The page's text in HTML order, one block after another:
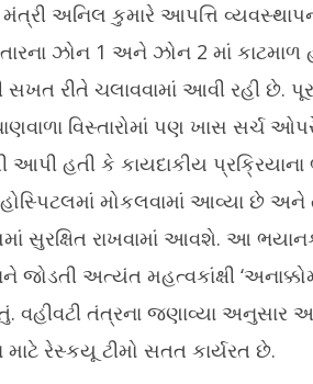
મંત્રી અનિલ કુમારે આપત્તિ
ઝોન 1 અને ઝોન 2 માં કાટમાળ
સખત રીતે ચલાવવામાં આવી રહી
વિસ્તારોમાં પણ ખાસ સર્ચ
આપી હતી કે કાયદાકીય
હોસ્પિટલમાં મોકલવામાં આવ્યા છે
સુરક્ષિત રાખવામાં આવશે. આ
જોડતી અત્યંત મહત્વકાંક્ષી
તંત્રના જણાવ્યા અનુસાર
રેસ્કયૂ ટીમો સતત કાર્યરત છે.